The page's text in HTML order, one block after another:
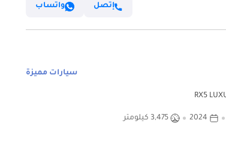
إتصل واتساب
سيارات مميزة
2024 3,475 كيلومتر